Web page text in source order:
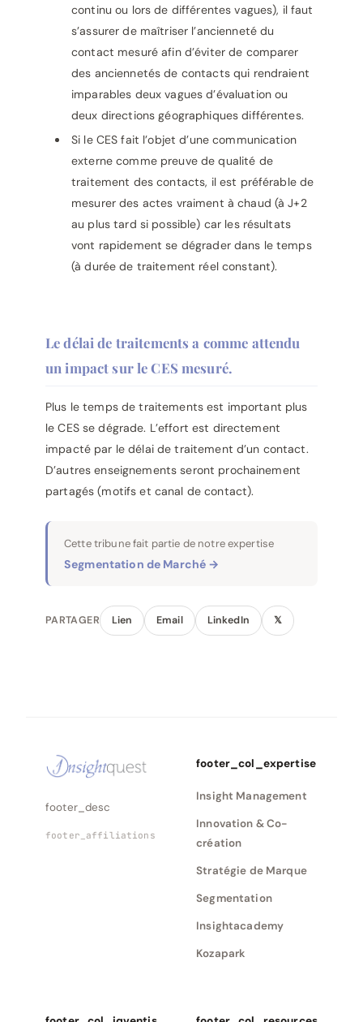
continu ou lors de différentes vagues), il faut
s’assurer de maîtriser l’ancienneté du
contact mesuré afin d’éviter de comparer
des anciennetés de contacts qui rendraient
imparables deux vagues d’évaluation ou
deux directions géographiques différentes.
Si le CES fait l’objet d’une communication
externe comme preuve de qualité de
traitement des contacts, il est préférable de
mesurer des actes vraiment à chaud (à J+2
au plus tard si possible) car les résultats
vont rapidement se dégrader dans le temps
(à durée de traitement réel constant).
Le délai de traitements a comme attendu
un impact sur le CES mesuré.
Plus le temps de traitements est important plus
le CES se dégrade. L’effort est directement
impacté par le délai de traitement d’un contact.
D’autres enseignements seront prochainement
partagés (motifs et canal de contact).
Cette tribune fait partie de notre expertise
Segmentation de Marché →
PARTAGER Lien Email LinkedIn 𝕏
footer_desc
footer_affiliations
footer_col_expertise
Insight Management
Innovation & Co-
création
Stratégie de Marque
Segmentation
Insightacademy
Kozapark